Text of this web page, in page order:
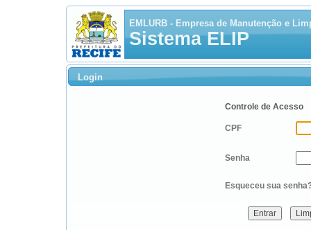
EMLURB - Empresa de Manutenção e
Sistema ELIP
Login
Controle de Acesso
CPF
Senha
Esqueceu sua